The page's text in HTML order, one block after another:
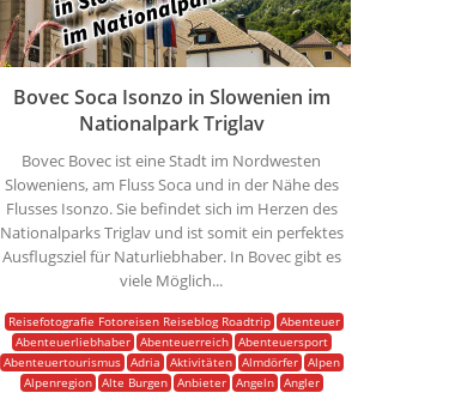
Bovec Soca Isonzo in Slowenien im
Nationalpark Triglav
Bovec Bovec ist eine Stadt im Nordwesten
Sloweniens, am Fluss Soca und in der Nähe des
Flusses Isonzo. Sie befindet sich im Herzen des
Nationalparks Triglav und ist somit ein perfektes
Ausflugsziel für Naturliebhaber. In Bovec gibt es
viele Möglich...
Reisefotografie Fotoreisen Reiseblog Roadtrip Abenteuer
Abenteuerliebhaber
Abenteuerreich
Abenteuersport
Abenteuertourismus
Adria Aktivitäten Almdörfer
Alpen
Alpenregion
Alte Burgen Anbieter Angeln
Angler